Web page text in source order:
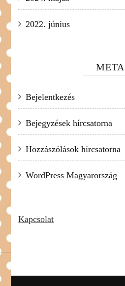
2022. június
META
Bejelentkezés
Bejegyzések hírcsatorna
Hozzászólások hírcsatorna
WordPress Magyarország
Kapcsolat